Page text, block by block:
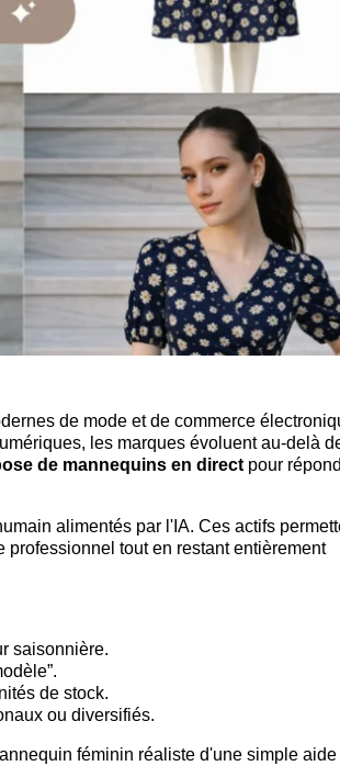
de mode et de commerce
les marques évoluent au-delà
de mannequins en direct pour
alimentés par l'IA. Ces actifs
professionnel tout en restant entièrement
saisonnière.
de stock.
ou diversifiés.
féminin réaliste d'une simple aide